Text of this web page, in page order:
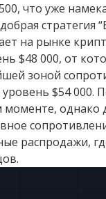
что уже
стратегия
на рынке
$48 000, от
зоной
$54 000.
однако
распродажи,